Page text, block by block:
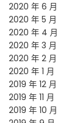
2020 年 6 月
2020 年 5 月
2020 年 4 月
2020 年 3 月
2020 年 2 月
2020 年 1 月
2019 年 12 月
2019 年 11 月
2019 年 10 月